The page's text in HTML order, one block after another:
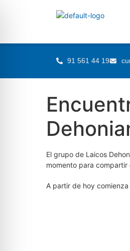
91 561 44 19
El grupo de Laicos
momento para compartir
A partir de hoy